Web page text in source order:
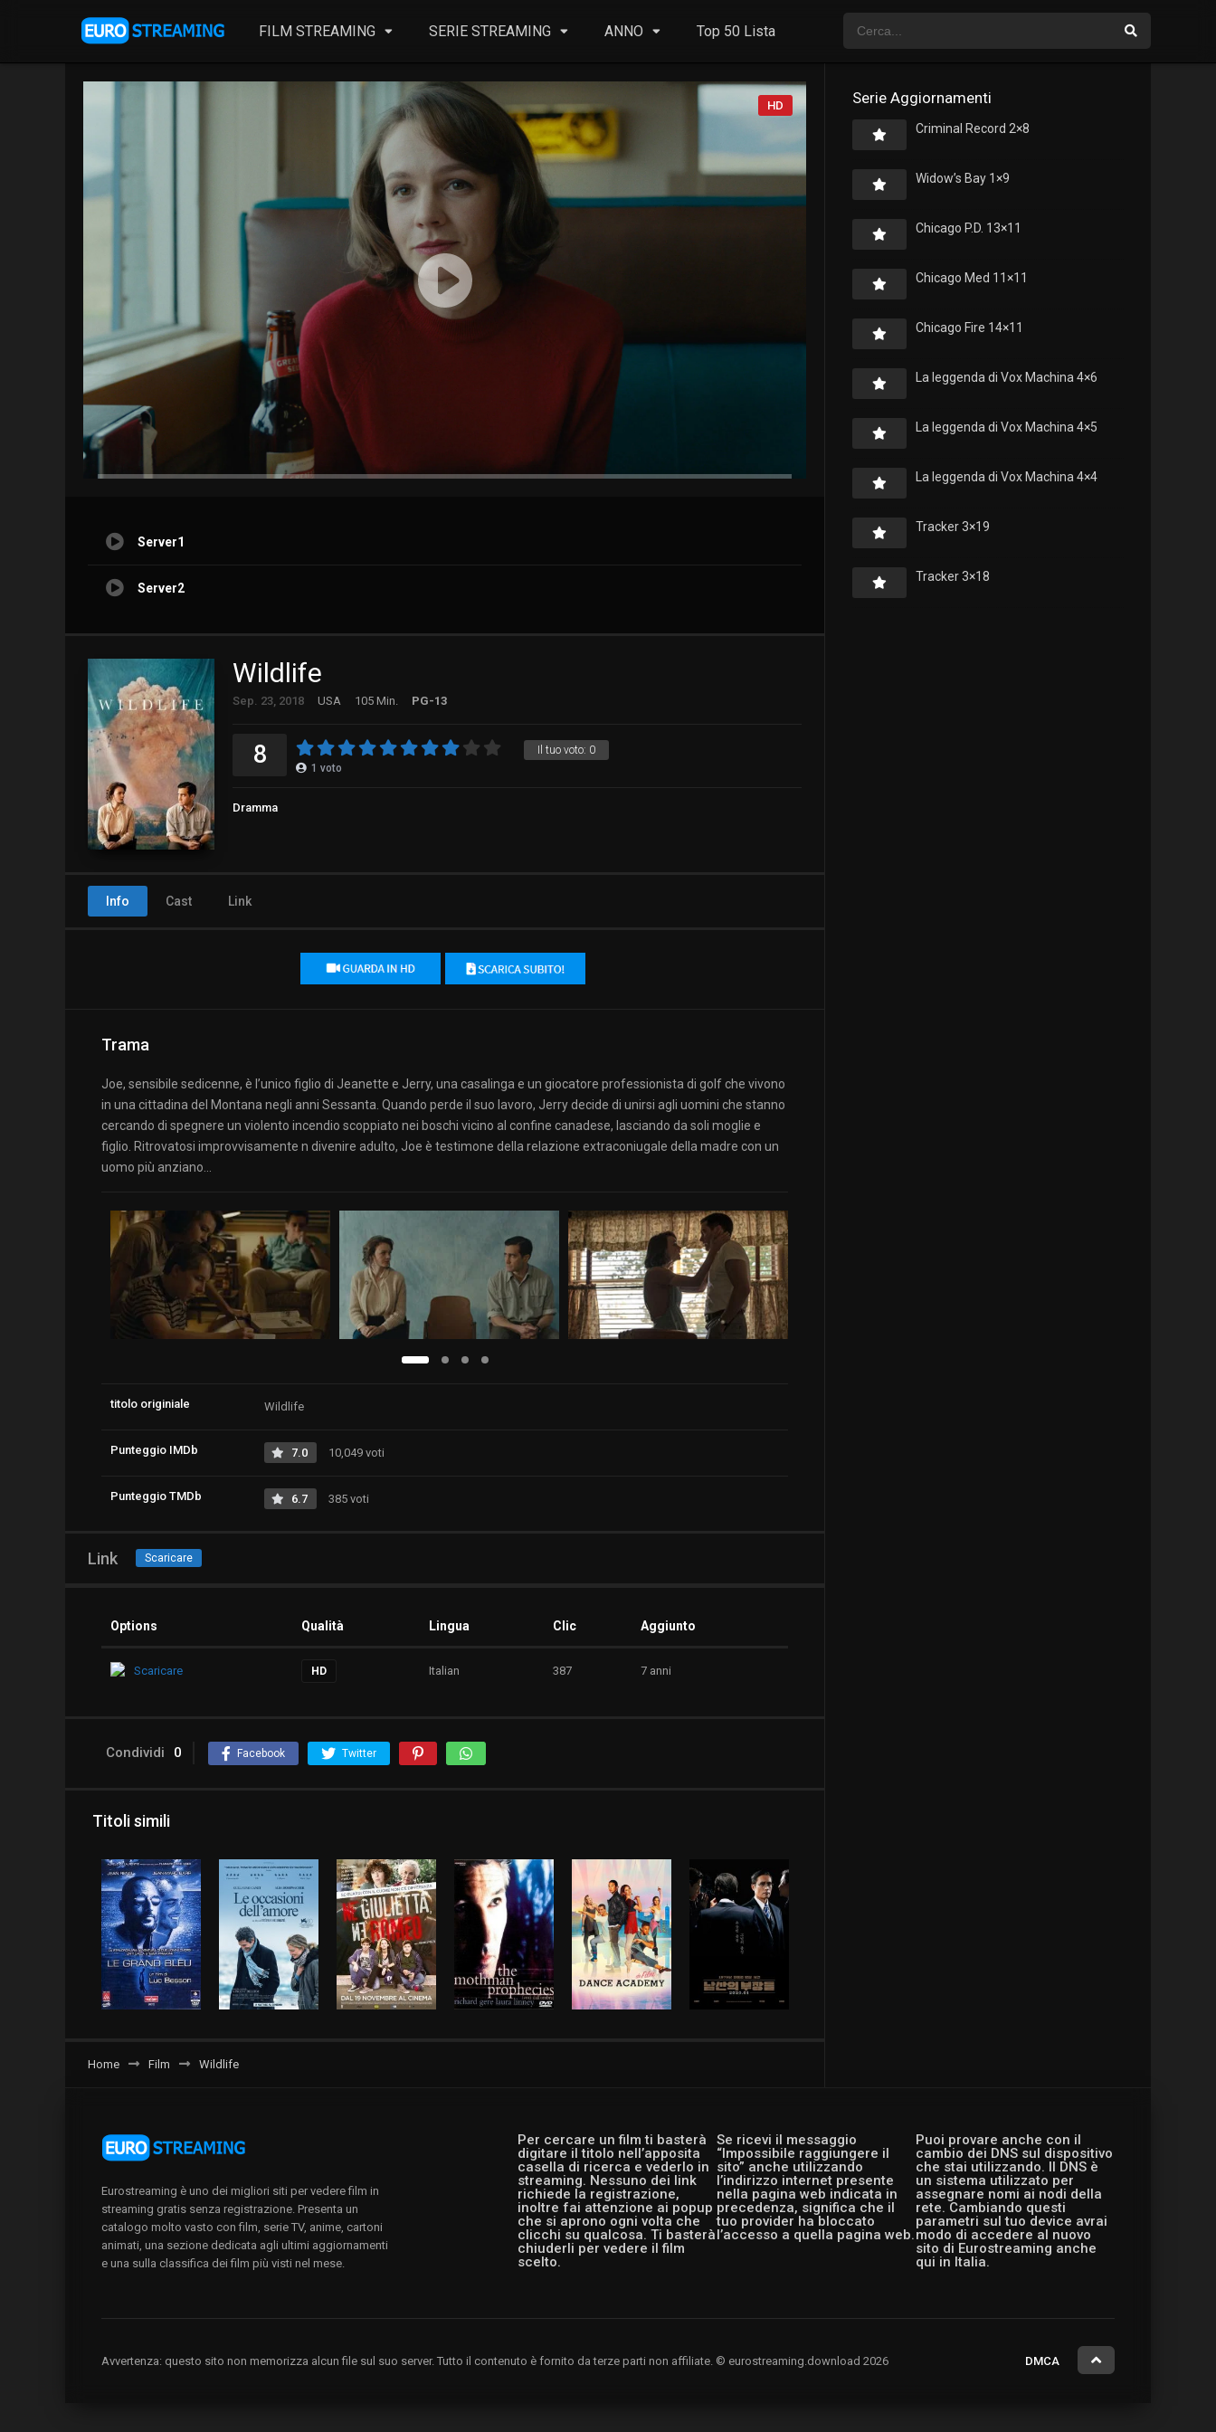
FILM STREAMING SERIE STREAMING ANNO Top 50 Lista
HD
Server1
Server2
Wildlife
Sep. 23, 2018 USA 105 Min. PG-13
Il tuo voto: 0
8 1 voto
Dramma
Info Cast Link
Trama
Joe, sensibile sedicenne, è l’unico figlio di Jeanette e Jerry, una casalinga e un giocatore professionista di golf che vivono
in una cittadina del Montana negli anni Sessanta. Quando perde il suo lavoro, Jerry decide di unirsi agli uomini che stanno
cercando di spegnere un violento incendio scoppiato nei boschi vicino al confine canadese, lasciando da soli moglie e
figlio. Ritrovatosi improvvisamente n divenire adulto, Joe è testimone della relazione extraconiugale della madre con un
uomo più anziano…
titolo originiale Wildlife
Punteggio IMDb 7.0 10,049 voti
Punteggio TMDb 6.7 385 voti
Link Scaricare
Options Qualità Lingua Clic Aggiunto
Scaricare HD Italian 387 7 anni
Condividi 0 Facebook Twitter
Titoli simili
Home Film Wildlife
Serie Aggiornamenti
Criminal Record 2×8
Widow’s Bay 1×9
Chicago P.D. 13×11
Chicago Med 11×11
Chicago Fire 14×11
La leggenda di Vox Machina 4×6
La leggenda di Vox Machina 4×5
La leggenda di Vox Machina 4×4
Tracker 3×19
Tracker 3×18
Per cercare un film ti basterà
digitare il titolo nell’apposita
casella di ricerca e vederlo in
streaming. Nessuno dei link
richiede la registrazione,
inoltre fai attenzione ai popup
che si aprono ogni volta che
clicchi su qualcosa. Ti basterà
chiuderli per vedere il film
scelto.
Se ricevi il messaggio
“Impossibile raggiungere il
sito” anche utilizzando
l’indirizzo internet presente
nella pagina web indicata in
precedenza, significa che il
tuo provider ha bloccato
l’accesso a quella pagina web.
Puoi provare anche con il
cambio dei DNS sul dispositivo
che stai utilizzando. Il DNS è
un sistema utilizzato per
assegnare nomi ai nodi della
rete. Cambiando questi
parametri sul tuo device avrai
modo di accedere al nuovo
sito di Eurostreaming anche
qui in Italia.
Eurostreaming è uno dei migliori siti per vedere film in
streaming gratis senza registrazione. Presenta un
catalogo molto vasto con film, serie TV, anime, cartoni
animati, una sezione dedicata agli ultimi aggiornamenti
e una sulla classifica dei film più visti nel mese.
Avvertenza: questo sito non memorizza alcun file sul suo server. Tutto il contenuto è fornito da terze parti non affiliate. © eurostreaming.download 2026 DMCA